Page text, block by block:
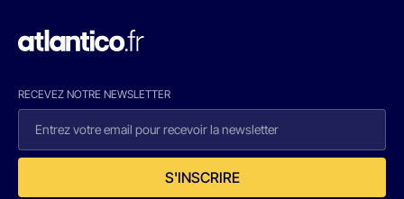
RECEVEZ NOTRE NEWSLETTER
S'INSCRIRE